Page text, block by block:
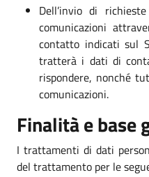
Dell’invio di
comunicazioni
contatto indicati sul
tratterà i dati di
rispondere, nonché
comunicazioni.
Finalità e base
I trattamenti di dati
del trattamento per le